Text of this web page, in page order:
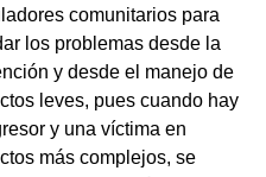
comunitarios para
los problemas desde la
y desde el manejo de
leves, pues cuando hay
y una víctima en
más complejos, se